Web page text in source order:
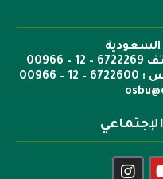
السعودية
ص.ب: 6351 جدة الرمز 21442 هاتف 6722269 – 12 – 00966